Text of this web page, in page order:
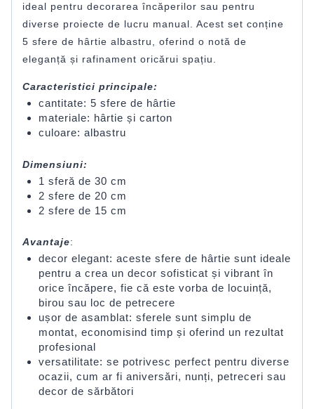
ideal pentru decorarea încăperilor sau pentru
diverse proiecte de lucru manual. Acest set conține
5 sfere de hârtie albastru, oferind o notă de
eleganță și rafinament oricărui spațiu.
Caracteristici principale:
cantitate: 5 sfere de hârtie
materiale: hârtie și carton
culoare: albastru
Dimensiuni:
1 sferă de 30 cm
2 sfere de 20 cm
2 sfere de 15 cm
Avantaje:
decor elegant: aceste sfere de hârtie sunt ideale
pentru a crea un decor sofisticat și vibrant în
orice încăpere, fie că este vorba de locuință,
birou sau loc de petrecere
ușor de asamblat: sferele sunt simplu de
montat, economisind timp și oferind un rezultat
profesional
versatilitate: se potrivesc perfect pentru diverse
ocazii, cum ar fi aniversări, nunți, petreceri sau
decor de sărbători